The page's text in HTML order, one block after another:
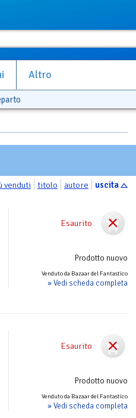
Altro
venduti titolo autore uscita
Esaurito
Prodotto nuovo
Venduto da Bazaar del Fantastico
» Vedi scheda completa
Esaurito
Prodotto nuovo
Venduto da Bazaar del Fantastico
» Vedi scheda completa